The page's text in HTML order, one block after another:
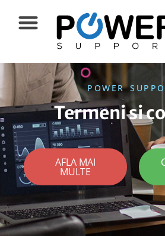
POWER
Termeni si
AFLA MAI
MULTE